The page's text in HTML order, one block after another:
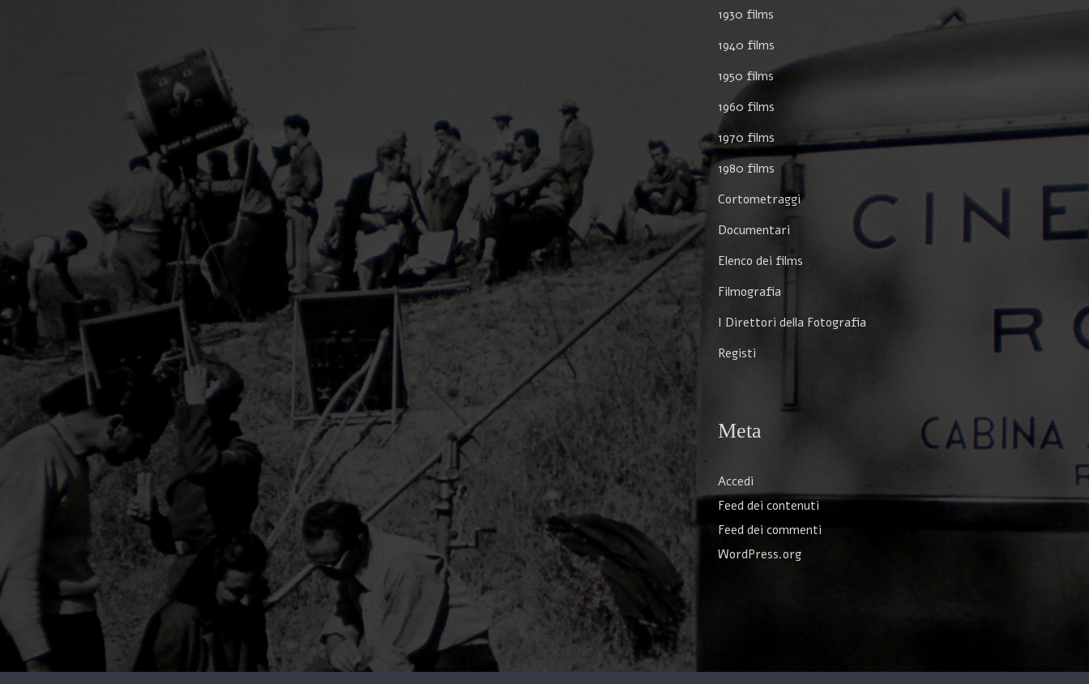
1930 films
1940 films
1950 films
1960 films
1970 films
1980 films
Cortometraggi
Documentari
Elenco dei films
Filmografia
I Direttori della Fotografia
Registi
Meta
Accedi
Feed dei contenuti
Feed dei commenti
WordPress.org